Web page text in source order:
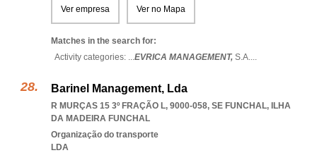
Ver empresa Ver no Mapa
Matches in the search for:
Activity categories: ...EVRICA MANAGEMENT, S.A....
Barinel Management, Lda
R MURÇAS 15 3º FRAÇÃO L, 9000-058, SE FUNCHAL, ILHA
DA MADEIRA FUNCHAL
Organização do transporte
LDA